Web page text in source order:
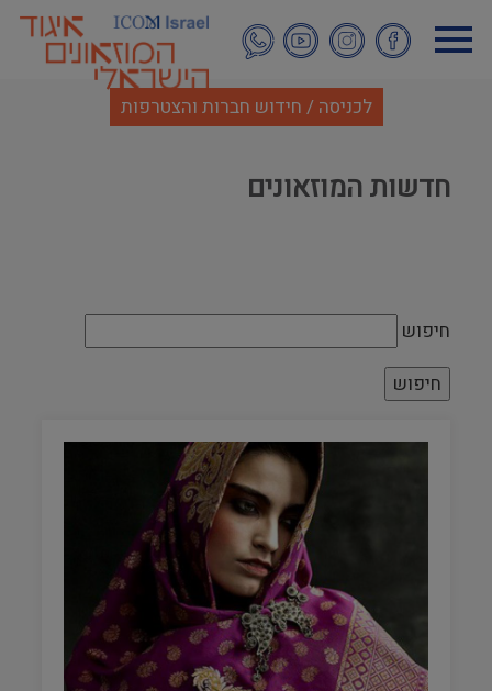
לתוכן
העיקרי
לכניסה / חידוש חברות והצטרפות
חדשות המוזאונים
חיפוש